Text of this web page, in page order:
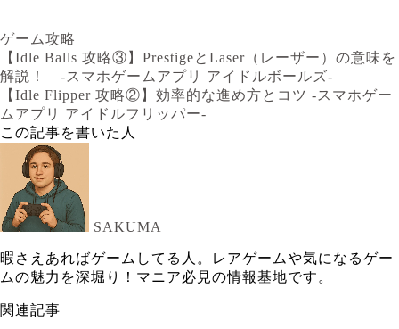
ゲーム攻略
【Idle Balls 攻略③】PrestigeとLaser（レーザー）の意味を
解説！ -スマホゲームアプリ アイドルボールズ-
【Idle Flipper 攻略②】効率的な進め方とコツ -スマホゲー
ムアプリ アイドルフリッパー-
この記事を書いた人
SAKUMA
暇さえあればゲームしてる人。レアゲームや気になるゲー
ムの魅力を深堀り！マニア必見の情報基地です。
関連記事